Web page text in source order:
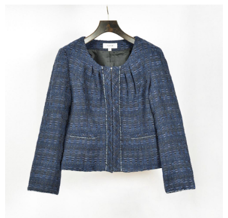
結帳頁面，進行簡訊認證並確認金額後，即可完成結帳。
２．訂單成立數日內，您將收到繳費通知簡訊。
３．收到繳費通知簡訊後14天內，點擊此簡訊中的連結，可透過四大超商／
ATM／網路銀行／等多元方式進行付款，方視為交易完成。
※ 請注意：結帳手續完成當下不需立刻繳費，但若您需要取消訂單，請聯絡
購買商品的店家。未經商家同意取消之訂單仍視為有效，需透過AFTEE先享
後付繳納相關費用。
※ 交易是否成功請以「AFTEE先享後付 」之結帳頁面顯示為準，若有關於
是否繳費成功／繳費後需取消欲退款等相關疑問，請聯繫「AFTEE先享後付
客戶支援中心」https://netprotections.freshdesk.com/support/home
【注意事項】
１．透過由恩沛科技股份有限公司提供之「AFTEE先享後付」服務完成之交
易，需依本服務之必要範圍內提供個人資料，並將交易相關給付款項請求債
權轉讓予恩沛科技股份有限公司。
２．關於個人資料處理事宜，請瀏覽以下網址：
https://aftee.tw/terms/#terms3
３．未成年的使用者請事先徵得法定代理人或監護人之同意方可使用
「AFTEE先享後付」，若未經同意申辦者引起之損失，本公司不負相關責
４．使用「AFTEE先享後付」時，將依據個別帳號之用戶狀況，依本公司即
時審查核予不同之上限額度；若仍有額度不足之情形，本公司將視審查結果
每筆NT$60，滿NT$2,000(含以上)免運費
付款後7-11取貨---滿2000元免運
每筆NT$60，滿NT$2,000(含以上)免運費
宅配-滿2000元免運
每筆NT$120，滿NT$2,000(含以上)免運費